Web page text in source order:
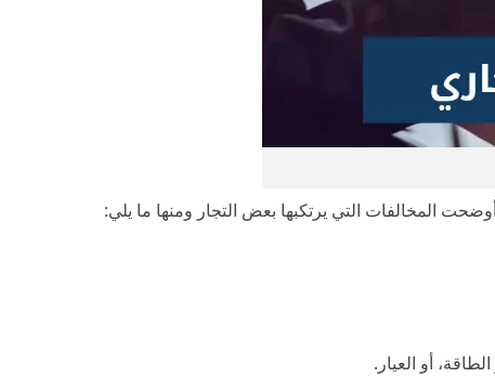
المخالفات التي يرتكبها بعض التجار ومنها ما يلي:
أو العيار.